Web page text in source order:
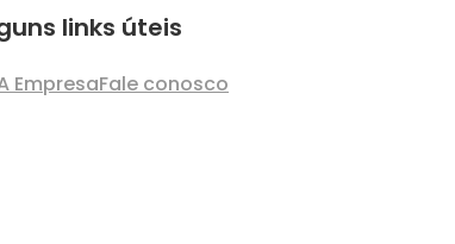
links úteis
EmpresaFale conosco